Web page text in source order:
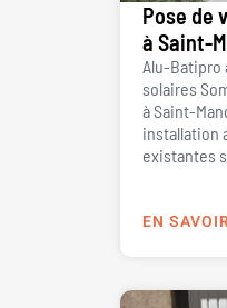
Pose de
à Saint-
Alu-Batipro
solaires
à Saint-
installation
existantes
EN